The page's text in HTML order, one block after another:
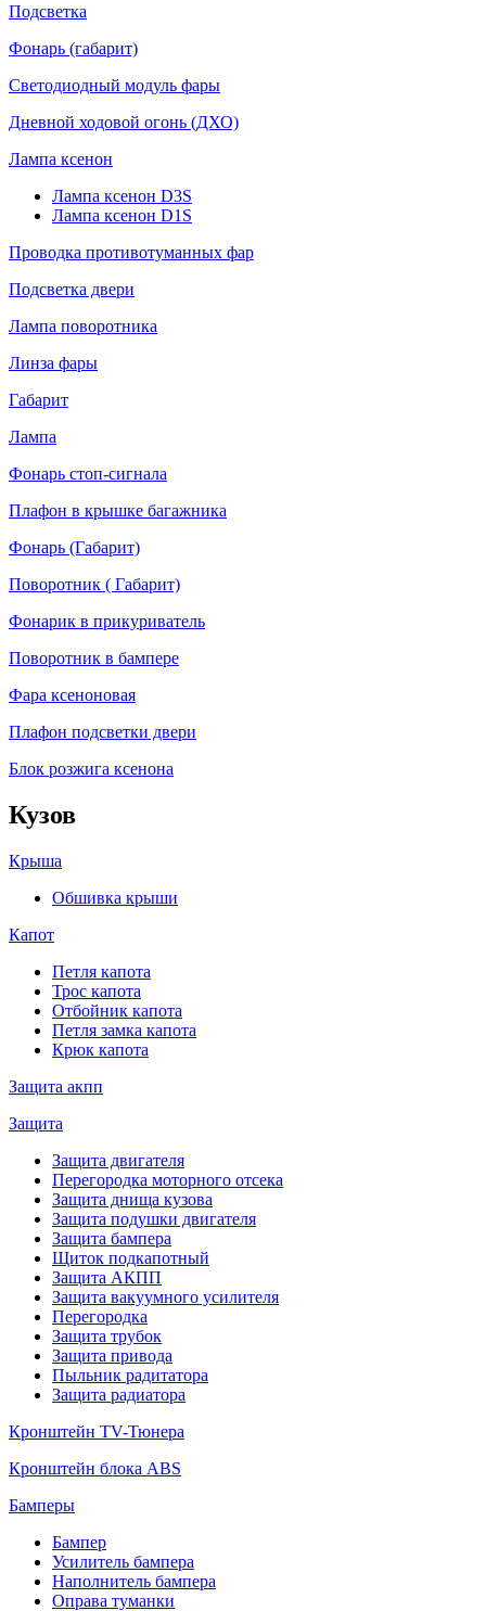
Подсветка
Фонарь (габарит)
Светодиодный модуль фары
Дневной ходовой огонь (ДХО)
Лампа ксенон
Лампа ксенон D3S
Лампа ксенон D1S
Проводка противотуманных фар
Подсветка двери
Лампа поворотника
Линза фары
Габарит
Лампа
Фонарь стоп-сигнала
Плафон в крышке багажника
Фонарь (Габарит)
Поворотник ( Габарит)
Фонарик в прикуриватель
Поворотник в бампере
Фара ксеноновая
Плафон подсветки двери
Блок розжига ксенона
Кузов
Крыша
Обшивка крыши
Капот
Петля капота
Трос капота
Отбойник капота
Петля замка капота
Крюк капота
Защита акпп
Защита
Защита двигателя
Перегородка моторного отсека
Защита днища кузова
Защита подушки двигателя
Защита бампера
Щиток подкапотный
Защита АКПП
Защита вакуумного усилителя
Перегородка
Защита трубок
Защита привода
Пыльник радитатора
Защита радиатора
Кронштейн TV-Тюнера
Кронштейн блока ABS
Бамперы
Бампер
Усилитель бампера
Наполнитель бампера
Оправа туманки